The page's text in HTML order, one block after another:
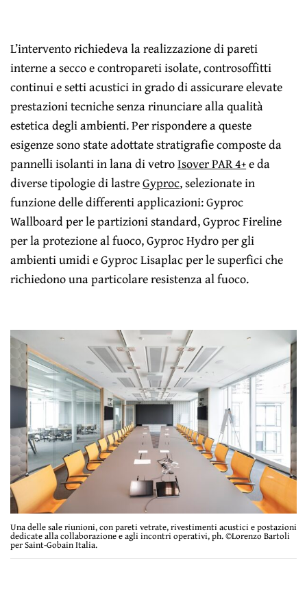
L’intervento richiedeva la realizzazione di pareti
interne a secco e contropareti isolate, controsoffitti
continui e setti acustici in grado di assicurare elevate
prestazioni tecniche senza rinunciare alla qualità
estetica degli ambienti. Per rispondere a queste
esigenze sono state adottate stratigrafie composte da
pannelli isolanti in lana di vetroIsover PAR 4+e da
diverse tipologie di lastreGyproc, selezionate in
funzione delle differenti applicazioni: Gyproc
Wallboard per le partizioni standard, Gyproc Fireline
per la protezione al fuoco, Gyproc Hydro per gli
ambienti umidi e Gyproc Lisaplac per le superfici che
richiedono una particolare resistenza al fuoco.
Una delle sale riunioni, con pareti vetrate, rivestimenti acustici e postazioni
dedicate alla collaborazione e agli incontri operativi, ph. ©Lorenzo Bartoli
per Saint-Gobain Italia.